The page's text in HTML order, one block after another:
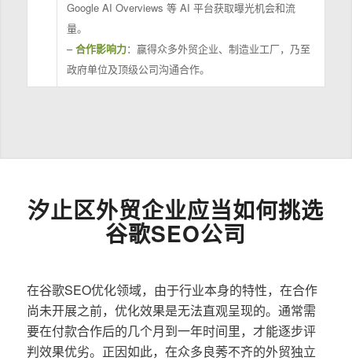
Google AI Overviews 等 AI 平台获取曝光机会和流
量。
–合作影响力：赢得众多外贸企业、制造业工厂，乃至
政府单位及顶级公司沟通合作。
汐止区外贸企业应当如何挑选
谷歌SEO公司
在谷歌SEO优化领域，由于行业本身的特性，在合作
尚未开展之前，优化效果是无法直观呈现的。通常需
要在付款合作后的几个月到一年时间里，才能逐步评
判效果优劣。正因如此，在众多良莠不齐的外贸独立